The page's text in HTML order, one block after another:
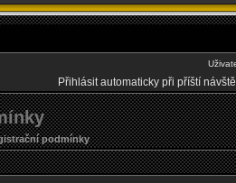
Přihlásit automaticky při příští
podmínky